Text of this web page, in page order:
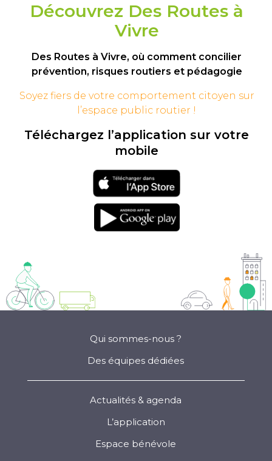
Découvrez Des Routes à
Vivre
Des Routes à Vivre, où comment concilier
prévention, risques routiers et pédagogie
Soyez fiers de votre comportement citoyen sur
l’espace public routier !
Téléchargez l’application sur votre
mobile
Téléchargement
sur l'app store
Téléchargement
sur google play
Qui sommes-nous ?
Des équipes dédiées
Actualités & agenda
L’application
Espace bénévole